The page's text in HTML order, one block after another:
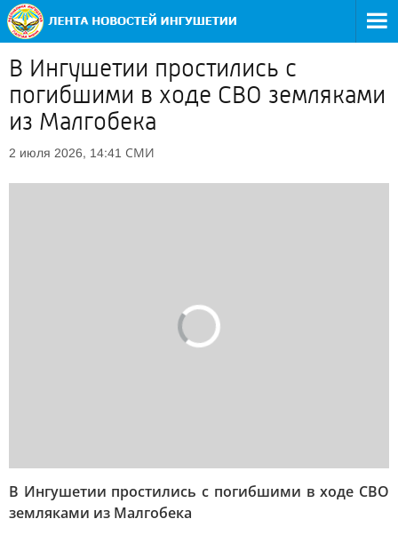
В Ингушетии простились с
погибшими в ходе СВО земляками
из Малгобека
2 июля 2026, 14:41 СМИ
В Ингушетии простились с погибшими в ходе СВО
земляками из Малгобека